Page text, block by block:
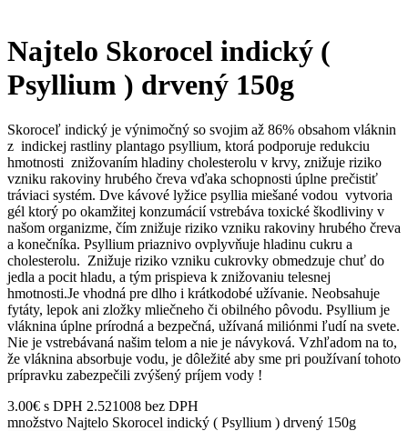
Najtelo Skorocel indický (
Psyllium ) drvený 150g
Skoroceľ indický je výnimočný so svojim až 86% obsahom vláknin
z indickej rastliny plantago psyllium, ktorá podporuje redukciu
hmotnosti znižovaním hladiny cholesterolu v krvy, znižuje riziko
vzniku rakoviny hrubého čreva vďaka schopnosti úplne prečistiť
tráviaci systém. Dve kávové lyžice psyllia miešané vodou vytvoria
gél ktorý po okamžitej konzumácií vstrebáva toxické škodliviny v
našom organizme, čím znižuje riziko vzniku rakoviny hrubého čreva
a konečníka. Psyllium priaznivo ovplyvňuje hladinu cukru a
cholesterolu. Znižuje riziko vzniku cukrovky obmedzuje chuť do
jedla a pocit hladu, a tým prispieva k znižovaniu telesnej
hmotnosti.Je vhodná pre dlho i krátkodobé užívanie. Neobsahuje
fytáty, lepok ani zložky mliečneho či obilného pôvodu. Psyllium je
vláknina úplne prírodná a bezpečná, užívaná miliónmi ľudí na svete.
Nie je vstrebávaná našim telom a nie je návyková. Vzhľadom na to,
že vláknina absorbuje vodu, je dôležité aby sme pri používaní tohoto
prípravku zabezpečili zvýšený príjem vody !
3.00€ s DPH 2.521008 bez DPH
množstvo Najtelo Skorocel indický ( Psyllium ) drvený 150g